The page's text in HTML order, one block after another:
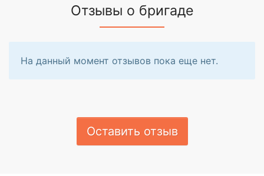
Отзывы о бригаде
На данный момент отзывов пока еще нет.
Оставить отзыв